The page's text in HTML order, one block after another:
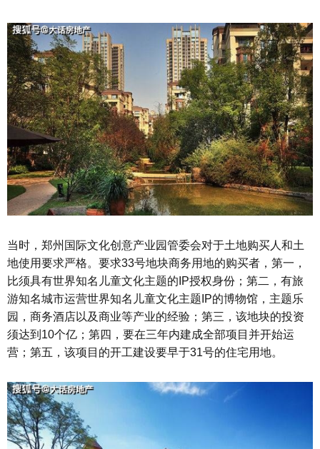
当时，郑州国际文化创意产业园管委会对于土地购买人和土
地使用要求严格。要求33号地块商务用地的购买者，第一，
比须具有世界知名儿童文化主题的IP授权身份；第二，有旅
游知名城市运营世界知名儿童文化主题IP的博物馆，主题乐
园，商务酒店以及商业等产业的经验；第三，该地块的投资
须达到10个亿；第四，要在三年内建成全部项目并开始运
营；第五，该项目的开工建设要早于31号的住宅用地。